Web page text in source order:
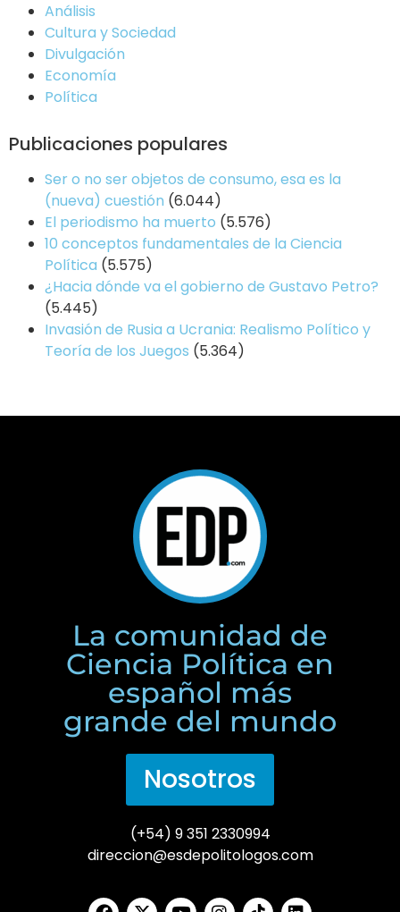
Análisis
Cultura y Sociedad
Divulgación
Economía
Política
Publicaciones populares
Ser o no ser objetos de consumo, esa es la
(nueva) cuestión (6.044)
El periodismo ha muerto (5.576)
10 conceptos fundamentales de la Ciencia
Política (5.575)
¿Hacia dónde va el gobierno de Gustavo Petro?
(5.445)
Invasión de Rusia a Ucrania: Realismo Político y
Teoría de los Juegos (5.364)
La comunidad de
Ciencia Política en
español más
grande del mundo
Nosotros
(+54) 9 351 2330994
direccion@esdepolitologos.com